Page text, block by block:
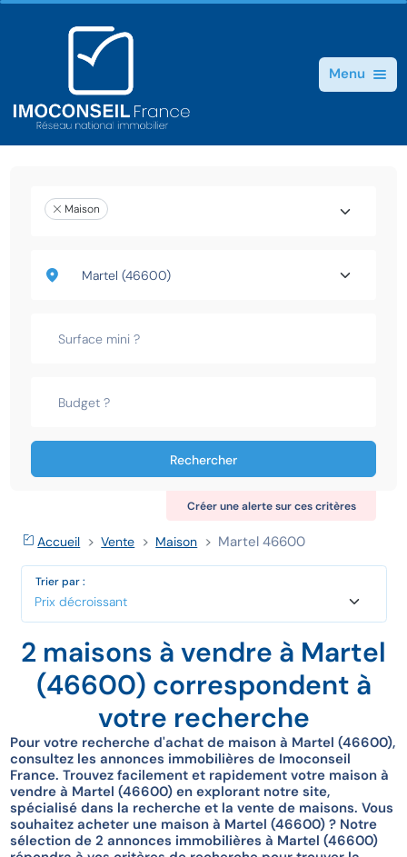
Menu
Maison
Rechercher
Créer une alerte sur ces critères
Accueil Vente Maison Martel 46600
Trier par :
2 maisons à vendre à Martel
(46600) correspondent à
votre recherche
Pour votre recherche d'achat de maison à Martel (46600),
consultez les annonces immobilières de Imoconseil
France. Trouvez facilement et rapidement votre maison à
vendre à Martel (46600) en explorant notre site,
spécialisé dans la recherche et la vente de maisons. Vous
souhaitez acheter une maison à Martel (46600) ? Notre
sélection de 2 annonces immobilières à Martel (46600)